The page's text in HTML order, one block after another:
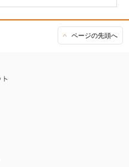
ページの先頭へ